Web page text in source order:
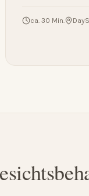
ca. 30 Min.